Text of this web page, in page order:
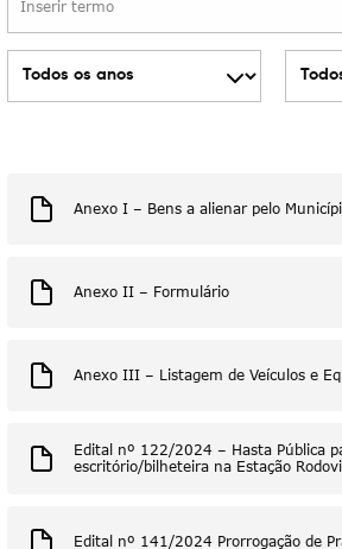
para
pesquisar
Escolha
Escolha
Anexo I – Bens a alienar pelo
Anexo II – Formulário
Anexo III – Listagem de Veículos e
Edital nº 122/2024 – Hasta Pública
escritório/bilheteira na Estação
Edital nº 141/2024 Prorrogação de